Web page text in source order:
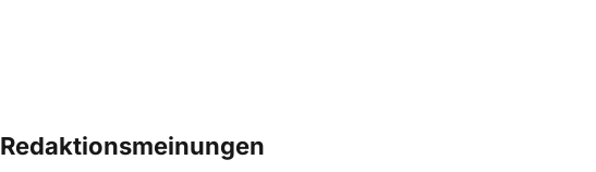
Redaktionsmeinungen